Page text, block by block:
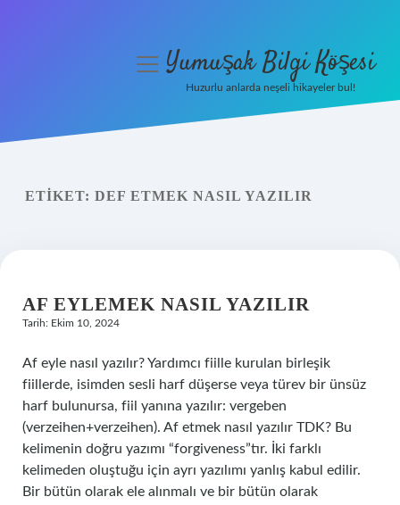
Yasal Uyarı
menüyüYumuşak Bilgi Köşesi
Huzurlu anlarda neşeli hikayeler bul!
ETIKET: DEF ETMEK NASIL YAZILIR
AF EYLEMEK NASIL YAZILIR
Tarih: Ekim 10, 2024
Af eyle nasıl yazılır? Yardımcı fiille kurulan birleşik
fiillerde, isimden sesli harf düşerse veya türev bir ünsüz
harf bulunursa, fiil yanına yazılır: vergeben
(verzeihen+verzeihen). Af etmek nasıl yazılır TDK? Bu
kelimenin doğru yazımı “forgiveness”tır. İki farklı
kelimeden oluştuğu için ayrı yazılımı yanlış kabul edilir.
Bir bütün olarak ele alınmalı ve bir bütün olarak